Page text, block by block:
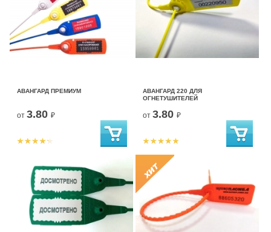
АВАНГАРД ПРЕМИУМ
от 3.80 ₽
АВАНГАРД 220 ДЛЯ
ОГНЕТУШИТЕЛЕЙ
от 3.80 ₽